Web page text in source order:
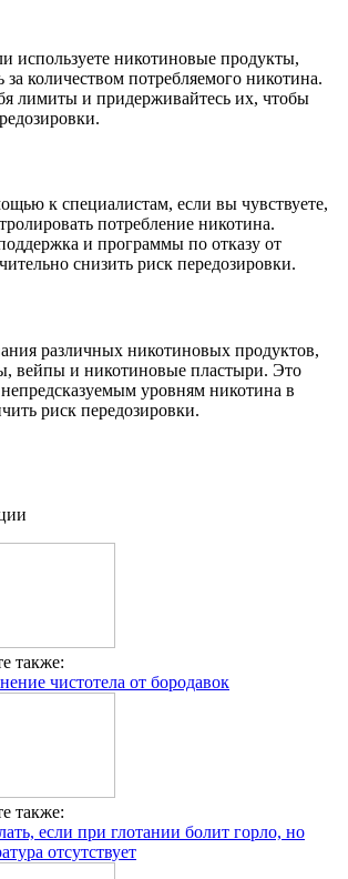
используете никотиновые продукты,
за количеством потребляемого никотина.
лимиты и придерживайтесь их, чтобы
к специалистам, если вы чувствуете,
потребление никотина.
и программы по отказу от
снизить риск передозировки.
различных никотиновых продуктов,
вейпы и никотиновые пластыри. Это
уровням никотина в
риск передозировки.
также:
чистотела от бородавок
также:
если при глотании болит горло, но
отсутствует